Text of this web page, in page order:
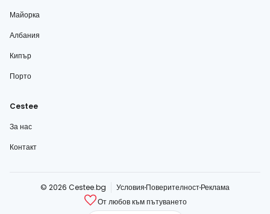
Майорка
Албания
Кипър
Порто
Cestee
За нас
Контакт
© 2026 Cestee.bg Условия ПоверителностРеклама
От любов към пътуването
cestee.com